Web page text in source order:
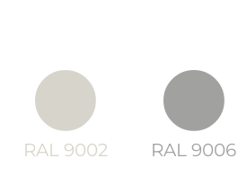
RAL 9002 RAL 9006